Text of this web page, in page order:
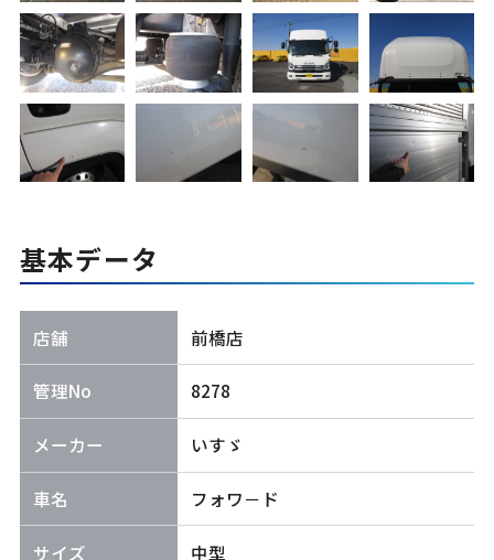
基本データ
店舗 前橋店
管理No 8278
メーカー いすゞ
車名 フォワ－ド
サイズ 中型